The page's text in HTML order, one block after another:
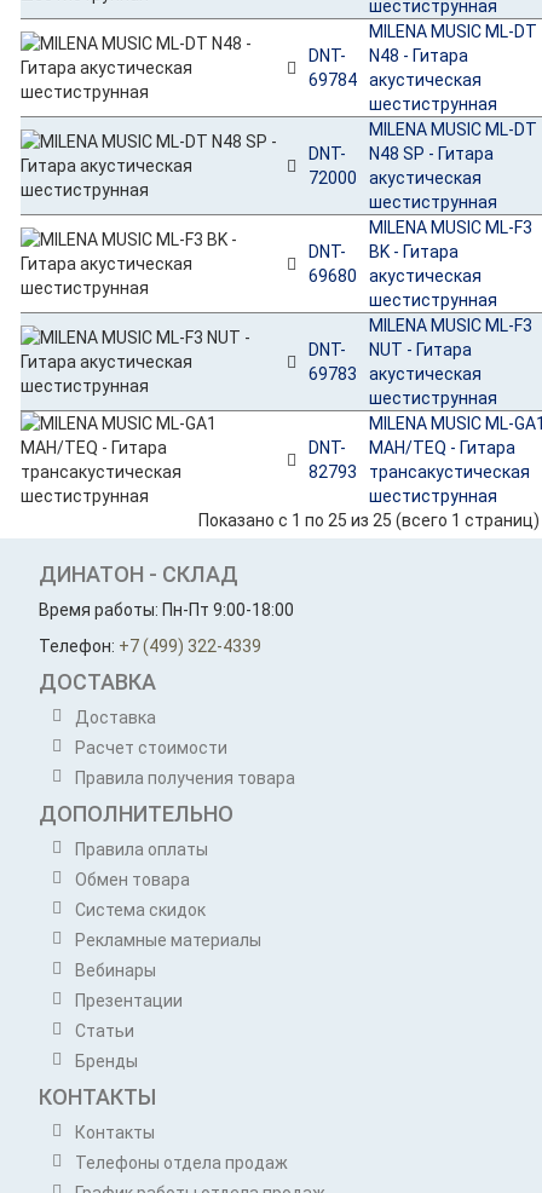
шестиструнная
DNT-
69784
MILENA MUSIC ML-DT
N48 - Гитара
акустическая
шестиструнная
DNT-
72000
MILENA MUSIC ML-DT
N48 SP - Гитара
акустическая
шестиструнная
DNT-
69680
MILENA MUSIC ML-F3
BK - Гитара
акустическая
шестиструнная
DNT-
69783
MILENA MUSIC ML-F3
NUT - Гитара
акустическая
шестиструнная
DNT-
82793
MILENA MUSIC ML-
MAH/TEQ - Гитара
трансакустическая
шестиструнная
Показано с 1 по 25 из 25 (всего 1 страниц)
ДИНАТОН - СКЛАД
Время работы: Пн-Пт 9:00-18:00
Телефон: +7 (499) 322-4339
ДОСТАВКА
Доставка
Расчет стоимости
Правила получения товара
ДОПОЛНИТЕЛЬНО
Правила оплаты
Обмен товара
Система скидок
Рекламные материалы
Вебинары
Презентации
Статьи
Бренды
КОНТАКТЫ
Контакты
Телефоны отдела продаж